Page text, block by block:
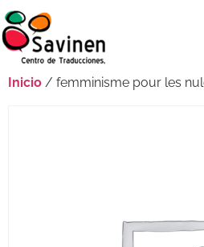
Inicio / femminisme pour les